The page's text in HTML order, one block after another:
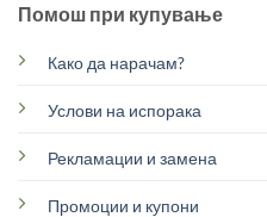
Помош при купување
Како да нарачам?
Услови на испорака
Рекламации и замена
Промоции и купони